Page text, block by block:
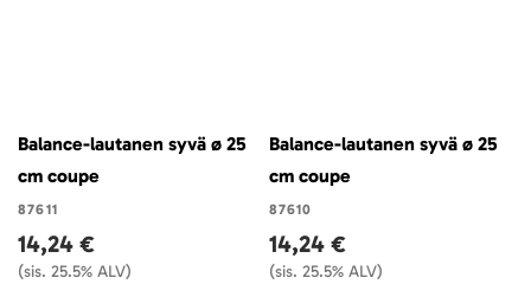
Balance-lautanen syvä ø 25
cm coupe
87611
14,24 €
(sis. 25.5% ALV)
Balance-lautanen syvä ø 25
cm coupe
87610
14,24 €
(sis. 25.5% ALV)